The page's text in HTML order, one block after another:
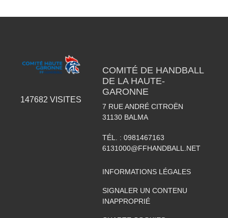
147682 VISITES
COMITÉ DE HANDBALL
DE LA HAUTE-
GARONNE
7 RUE ANDRÉ CITROËN
31130 BALMA
TÉL. : 0981467163
6131000@FFHANDBALL.NET
INFORMATIONS LÉGALES
SIGNALER UN CONTENU
INAPPROPRIÉ